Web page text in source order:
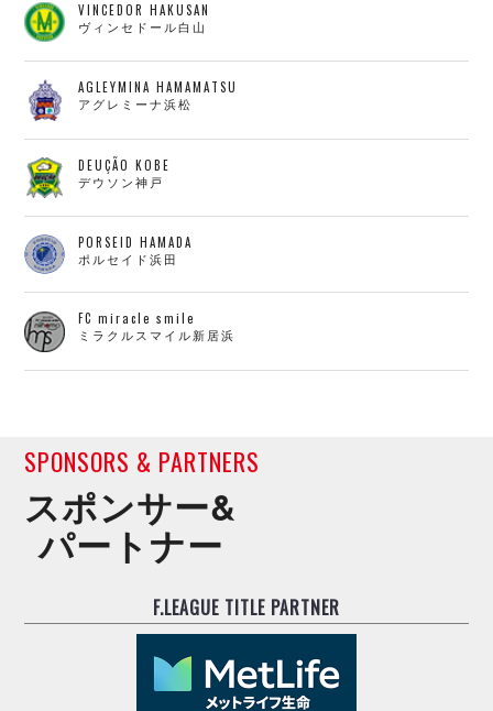
VINCEDOR HAKUSAN
ヴィンセドール白山
AGLEYMINA HAMAMATSU
アグレミーナ浜松
DEUÇÃO KOBE
デウソン神戸
PORSEID HAMADA
ポルセイド浜田
FC miracle smile
ミラクルスマイル新居浜
SPONSORS & PARTNERS
スポンサー&
パートナー
F.LEAGUE TITLE PARTNER